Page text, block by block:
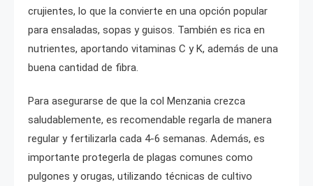
crujientes, lo que la convierte en una opción popular
para ensaladas, sopas y guisos. También es rica en
nutrientes, aportando vitaminas C y K, además de una
buena cantidad de fibra.
Para asegurarse de que la col Menzania crezca
saludablemente, es recomendable regarla de manera
regular y fertilizarla cada 4-6 semanas. Además, es
importante protegerla de plagas comunes como
pulgones y orugas, utilizando técnicas de cultivo